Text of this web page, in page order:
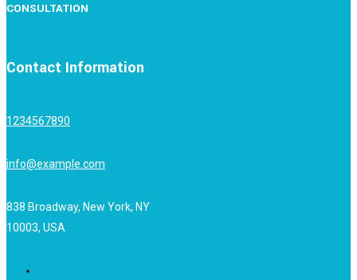
CONSULTATION
Contact Information
1234567890
info@example.com
838 Broadway, New York, NY
10003, USA